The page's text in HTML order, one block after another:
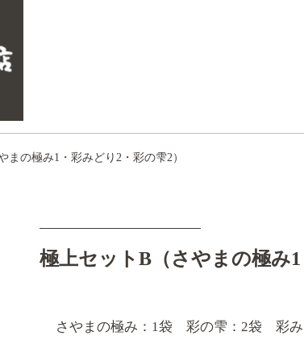
まの極み1・彩みどり2・彩の雫2）
極上セットB（さやまの極み1
さやまの極み：1袋 彩の雫：2袋 彩み